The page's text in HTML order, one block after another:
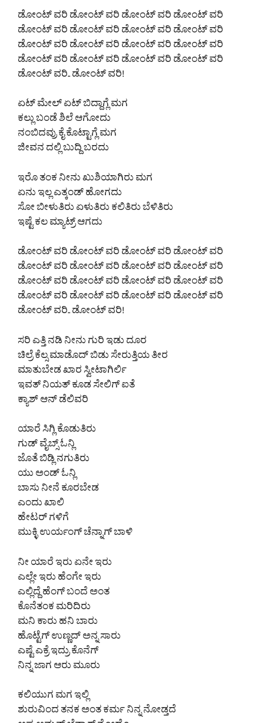
ಡೋಂಟ್ ವರಿ ಡೋಂಟ್ ವರಿ ಡೋಂಟ್ ವರಿ ಡೋಂಟ್ ವರಿ
ಡೋಂಟ್ ವರಿ ಡೋಂಟ್ ವರಿ ಡೋಂಟ್ ವರಿ ಡೋಂಟ್ ವರಿ
ಡೋಂಟ್ ವರಿ ಡೋಂಟ್ ವರಿ ಡೋಂಟ್ ವರಿ ಡೋಂಟ್ ವರಿ
ಡೋಂಟ್ ವರಿ ಡೋಂಟ್ ವರಿ ಡೋಂಟ್ ವರಿ ಡೋಂಟ್ ವರಿ
ಡೋಂಟ್ ವರಿ.. ಡೋಂಟ್ ವರಿ!
ಏಟ್ ಮೇಲ್ ಏಟ್ ಬಿದ್ದಾಗ್ಲೆ ಮಗ
ಕಲ್ಲು ಬಂಡೆ ಶಿಲೆ ಆಗೋದು
ನಂಬಿದವ್ರು ಕೈ ಕೊಟ್ಟಾಗ್ಲೆ ಮಗ
ಜೀವನ ದಲ್ಲಿ ಬುದ್ದಿ ಬರದು
ಇರೊ ತಂಕ ನೀನು ಖುಶಿಯಾಗಿರು ಮಗ
ಏನು ಇಲ್ಲ ಎತ್ಕಂಡ್ ಹೋಗದು
ಸೋ ಬೀಳುತಿರು ಏಳುತಿರು ಕಲಿತಿರು ಬೆಳಿತಿರು
ಇಷ್ಟೆ ಕಲ ಮ್ಯಾಟ್ರ್ ಆಗದು
ಡೋಂಟ್ ವರಿ ಡೋಂಟ್ ವರಿ ಡೋಂಟ್ ವರಿ ಡೋಂಟ್ ವರಿ
ಡೋಂಟ್ ವರಿ ಡೋಂಟ್ ವರಿ ಡೋಂಟ್ ವರಿ ಡೋಂಟ್ ವರಿ
ಡೋಂಟ್ ವರಿ ಡೋಂಟ್ ವರಿ ಡೋಂಟ್ ವರಿ ಡೋಂಟ್ ವರಿ
ಡೋಂಟ್ ವರಿ ಡೋಂಟ್ ವರಿ ಡೋಂಟ್ ವರಿ ಡೋಂಟ್ ವರಿ
ಡೋಂಟ್ ವರಿ.. ಡೋಂಟ್ ವರಿ!
ಸರಿ ಎತ್ತಿ ನಡಿ ನೀನು ಗುರಿ ಇಡು ದೂರ
ಚಿಲ್ರೆ ಕೆಲ್ಸ ಮಾಡೊದ್ ಬಿಡು ಸೇರುತ್ತಿಯ ತೀರ
ಮಾತುಬೇಡ ಖಾರ ಸ್ವೀಟಾಗಿರ್ಲಿ
ಇವತ್ ನಿಯತ್ ಕೂಡ ಸೇಲಿಗ್ ಐತೆ
ಕ್ಯಾಶ್ ಆನ್ ಡೆಲಿವರಿ
ಯಾರೆ ಸಿಗ್ಲಿ ಕೊಡುತಿರು
ಗುಡ್ ವೈಬ್ಸ್ ಓನ್ಲಿ
ಜೊತೆ ಬಿಡ್ಲಿ ನಗುತಿರು
ಯು ಅಂಡ್ ಓನ್ಲಿ
ಬಾಸು ನೀನೆ ಕೂರಬೇಡ
ಎಂದು ಖಾಲಿ
ಹೇಟರ್ ಗಳಿಗೆ
ಮುಕ್ಳಿ ಉರ್ಯಂಗ್ ಚೆನ್ನಾಗ್ ಬಾಳಿ
ನೀ ಯಾರೆ ಇರು ಏನೇ ಇರು
ಎಲ್ಲೇ ಇರು ಹೆಂಗೇ ಇರು
ಎಲ್ಲಿದ್ದೆ ಹೆಂಗ್ ಬಂದೆ ಅಂತ
ಕೊನೆತಂಕ ಮರಿದಿರು
ಮನಿ ಕಾರು ಹನಿ ಬಾರು
ಹೊಟ್ಟೆಗ್ ಉಣ್ಣದ್ ಅನ್ನ ಸಾರು
ಎಷ್ಟೆ ಎಕ್ರೆ ಇದ್ರು ಕೊನೆಗ್
ನಿನ್ನ ಜಾಗ ಆರು ಮೂರು
ಕಲಿಯುಗ ಮಗ ಇಲ್ಲಿ
ಶುರುವಿಂದ ತನಕ ಅಂತ ಕರ್ಮ ನಿನ್ನ ನೋಡ್ತದೆ